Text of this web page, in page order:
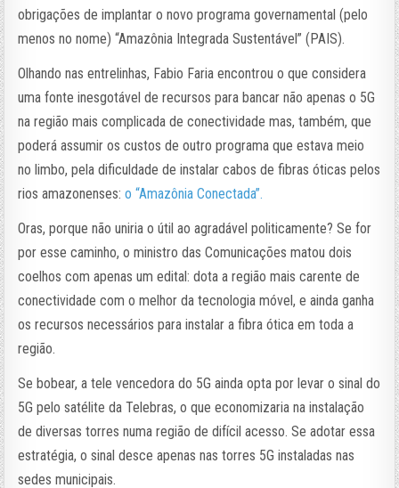
obrigações de implantar o novo programa governamental (pelo
menos no nome) “Amazônia Integrada Sustentável” (PAIS).
Olhando nas entrelinhas, Fabio Faria encontrou o que considera
uma fonte inesgotável de recursos para bancar não apenas o 5G
na região mais complicada de conectividade mas, também, que
poderá assumir os custos de outro programa que estava meio
no limbo, pela dificuldade de instalar cabos de fibras óticas pelos
rios amazonenses:o “Amazônia Conectada”.
Oras, porque não uniria o útil ao agradável politicamente? Se for
por esse caminho, o ministro das Comunicações matou dois
coelhos com apenas um edital: dota a região mais carente de
conectividade com o melhor da tecnologia móvel, e ainda ganha
os recursos necessários para instalar a fibra ótica em toda a
região.
Se bobear, a tele vencedora do 5G ainda opta por levar o sinal do
5G pelo satélite da Telebras, o que economizaria na instalação
de diversas torres numa região de difícil acesso. Se adotar essa
estratégia, o sinal desce apenas nas torres 5G instaladas nas
sedes municipais.